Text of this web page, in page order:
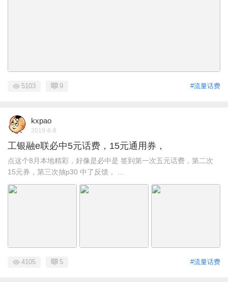
#流量话费
5103 9
kxpao
2019-8-8
工银融e联必中5元话费，15元通用券，
点这个8月本地精彩，好像是必中是 签到第一次五元话费，第二次
15元券，第三次抽p30 中了反馈， ...
#流量话费
4105 5